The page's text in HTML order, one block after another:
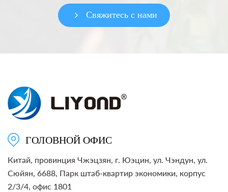
Свяжитесь с нами
ГОЛОВНОЙ ОФИС
Китай, провинция Чжэцзян, г. Юэцин, ул. Чэндун, ул.
Сюйян, 6688, Парк штаб-квартир экономики, корпус
2/3/4, офис 1801